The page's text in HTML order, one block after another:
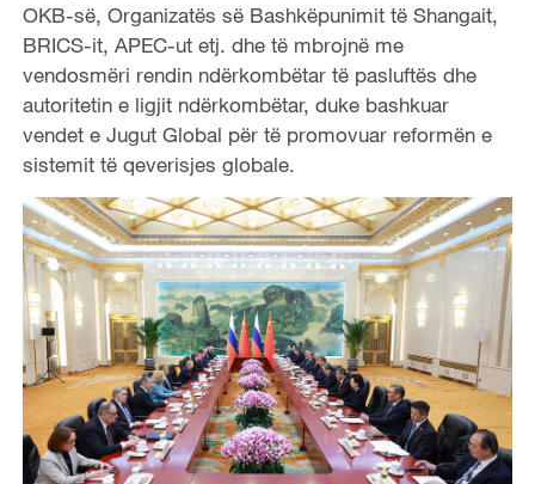
OKB-së, Organizatës së Bashkëpunimit të Shangait,
BRICS-it, APEC-ut etj. dhe të mbrojnë me
vendosmëri rendin ndërkombëtar të pasluftës dhe
autoritetin e ligjit ndërkombëtar, duke bashkuar
vendet e Jugut Global për të promovuar reformën e
sistemit të qeverisjes globale.